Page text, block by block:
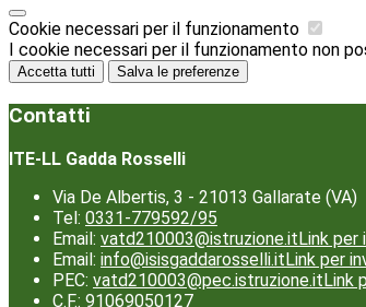
Cookie necessari per il funzionamento
I cookie necessari per il funzionamento non
Accetta tutti Salva le preferenze
Contatti
ITE-LL Gadda Rosselli
Via De Albertis, 3 - 21013 Gallarate (VA)
Tel: 0331-779592/95
Email: vatd210003@istruzione.itLink per
Email: info@isisgaddarosselli.itLink per
PEC: vatd210003@pec.istruzione.itLink
C.F.: 91069050127